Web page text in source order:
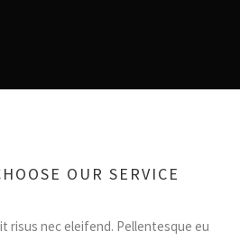
OUR SERVICE
risus nec eleifend. Pellentesque eu